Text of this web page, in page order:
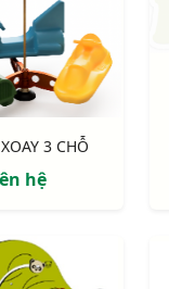
3 CHỖ
hệ